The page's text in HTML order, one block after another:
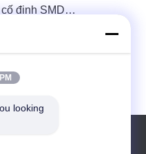
định SMD
looking